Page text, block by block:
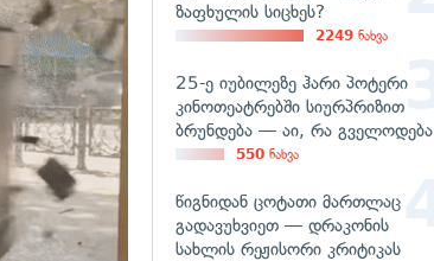
ზაფხულის სიცხეს?
2249 ნახვა
25-ე იუბილეზე ჰარი პოტერი
კინოთეატრებში სიურპრიზით
ბრუნდება — აი, რა გველოდება
550 ნახვა
წიგნიდან ცოტათი მართლაც
გადავუხვიეთ — დრაკონის
სახლის რეჟისორი კრიტიკას